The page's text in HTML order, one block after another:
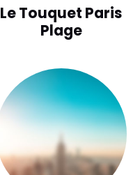
Le Touquet Paris
Plage